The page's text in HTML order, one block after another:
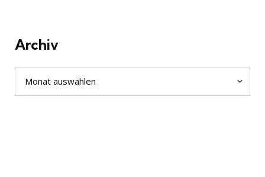
Archiv
Archiv